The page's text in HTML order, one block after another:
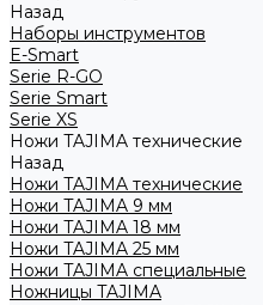
Назад
Наборы инструментов
E-Smart
Serie R-GO
Serie Smart
Serie XS
Ножи TAJIMA технические
Назад
Ножи TAJIMA технические
Ножи TAJIMA 9 мм
Ножи TAJIMA 18 мм
Ножи TAJIMA 25 мм
Ножи TAJIMA специальные
Ножницы TAJIMA